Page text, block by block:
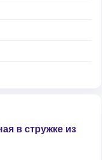
в стружке из